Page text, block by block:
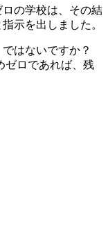
の学校は、その結
示を出しました。
ではないですか？
ロであれば、残